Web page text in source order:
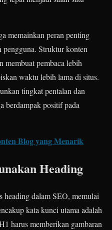
memainkan peran penting
pengguna. Struktur konten
membuat pembaca lebih
waktu lebih lama di situs.
tingkat pentalan dan
berdampak positif pada
Blog yang Menarik
Heading
dalam SEO, memulai
kata kunci utama adalah
harus memberikan gambaran